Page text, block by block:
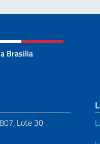
Brasilia
Lote 30